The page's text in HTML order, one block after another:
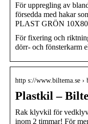
För uppregling av
försedda med hakar
PLAST GRÖN
För fixering och
dörr- och fönsterkarm
http s://www.biltema.se ›
Plastkil –
Rak klyvkil för
inom 2 timmar! För